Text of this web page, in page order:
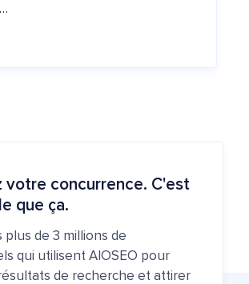
votre concurrence. C'est
que ça.
plus de 3 millions de
qui utilisent AIOSEO pour
de recherche et attirer